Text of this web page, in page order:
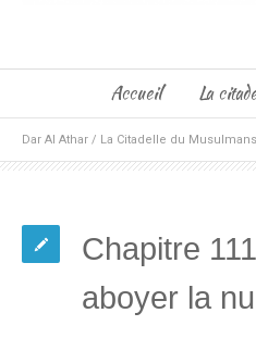
Accueil La
Dar Al Athar / La Citadelle du Musulmans
Chapitre
aboyer la